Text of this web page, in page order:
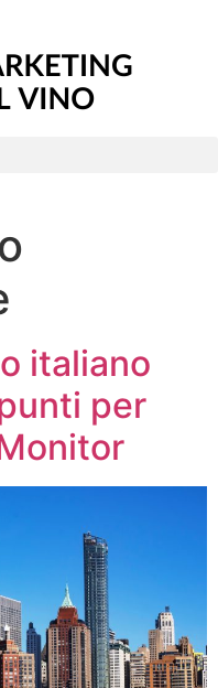
italiano
per